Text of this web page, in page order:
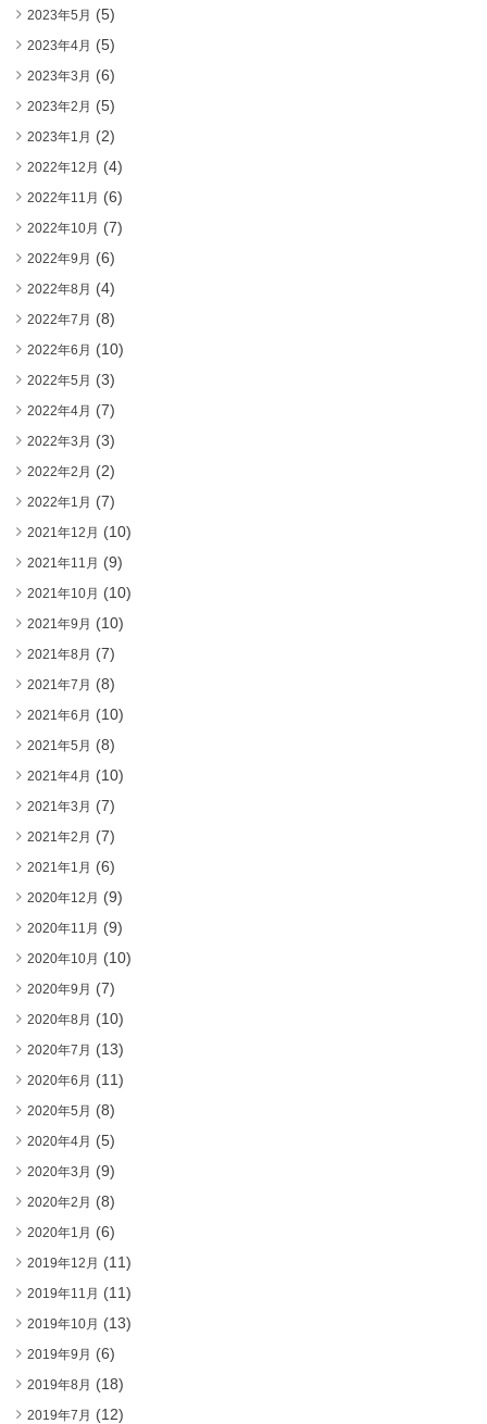
2023年5月 (5)
2023年4月 (5)
2023年3月 (6)
2023年2月 (5)
2023年1月 (2)
2022年12月 (4)
2022年11月 (6)
2022年10月 (7)
2022年9月 (6)
2022年8月 (4)
2022年7月 (8)
2022年6月 (10)
2022年5月 (3)
2022年4月 (7)
2022年3月 (3)
2022年2月 (2)
2022年1月 (7)
2021年12月 (10)
2021年11月 (9)
2021年10月 (10)
2021年9月 (10)
2021年8月 (7)
2021年7月 (8)
2021年6月 (10)
2021年5月 (8)
2021年4月 (10)
2021年3月 (7)
2021年2月 (7)
2021年1月 (6)
2020年12月 (9)
2020年11月 (9)
2020年10月 (10)
2020年9月 (7)
2020年8月 (10)
2020年7月 (13)
2020年6月 (11)
2020年5月 (8)
2020年4月 (5)
2020年3月 (9)
2020年2月 (8)
2020年1月 (6)
2019年12月 (11)
2019年11月 (11)
2019年10月 (13)
2019年9月 (6)
2019年8月 (18)
2019年7月 (12)